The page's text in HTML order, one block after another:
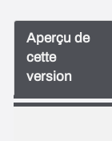
Aperçu de
cette
version